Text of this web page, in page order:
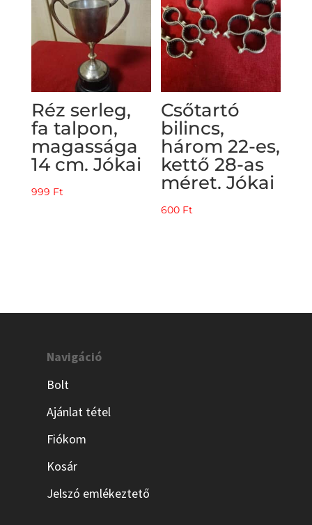
Réz serleg,
fa talpon,
magassága
14 cm. Jókai
999 Ft
Csőtartó
bilincs,
három 22-es,
kettő 28-as
méret. Jókai
600 Ft
Navigáció
Bolt
Ajánlat tétel
Fiókom
Kosár
Jelszó emlékeztető